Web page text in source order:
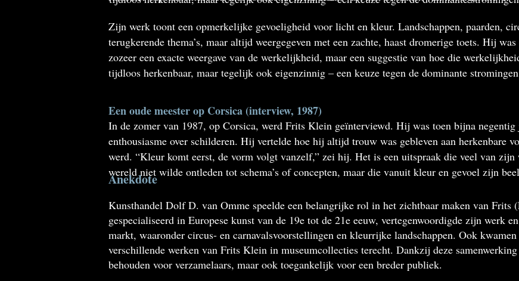
Zijn werk toont een opmerkelijke gevoeligheid voor licht en kleur. Landschappen, paarden,
terugkerende thema’s, maar altijd weergegeven met een zachte, haast dromerige toets. Hij
zozeer een exacte weergave van de werkelijkheid, maar een suggestie van hoe die
tijdloos herkenbaar, maar tegelijk ook eigenzinnig – een keuze tegen de dominante
Een oude meester op Corsica (interview, 1987)
In de zomer van 1987, op Corsica, werd Frits Klein geïnterviewd. Hij was toen bijna negentig
enthousiasme over schilderen. Hij vertelde hoe hij altijd trouw was gebleven aan herkenbare
werd. “Kleur komt eerst, de vorm volgt vanzelf,” zei hij. Het is een uitspraak die veel van
wereld niet wilde ontleden tot schema’s of concepten, maar die vanuit kleur en gevoel zijn
Kunsthandel Dolf D. van Omme speelde een belangrijke rol in het zichtbaar maken van Frits
gespecialiseerd in Europese kunst van de 19e tot de 21e eeuw, vertegenwoordigde zijn werk
markt, waaronder circus- en carnavalsvoorstellingen en kleurrijke landschappen. Ook
verschillende werken van Frits Klein in museumcollecties terecht. Dankzij deze
behouden voor verzamelaars, maar ook toegankelijk voor een breder publiek.
Anekdote